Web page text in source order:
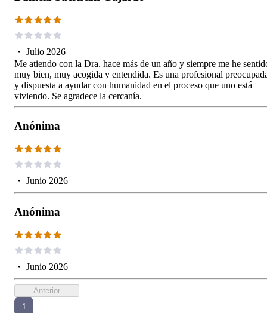
・ Julio 2026
Me atiendo con la Dra. hace más de un año y siempre me he
muy bien, muy acogida y entendida. Es una profesional
y dispuesta a ayudar con humanidad en el proceso que uno está
viviendo. Se agradece la cercanía.
Anónima
・ Junio 2026
Anónima
・ Junio 2026
Anterior
1